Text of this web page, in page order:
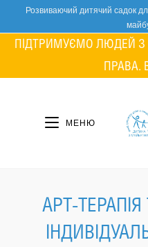
content
Розвиваючий дитячий садок
ПІДТРИМУЄМО ЛЮДЕЙ
ПРАВА.
МЕНЮ
АРТ-